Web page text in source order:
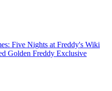
Five Nights at Freddy's Wiki
Golden Freddy Exclusive